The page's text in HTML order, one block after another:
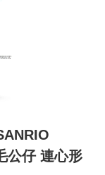
公仔 連心形